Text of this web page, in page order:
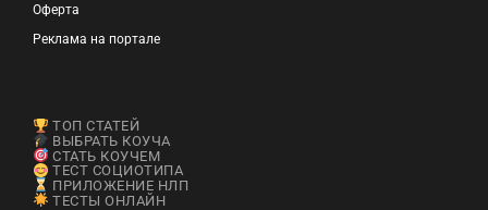
Оферта
Реклама на портале
ТОП СТАТЕЙ
ВЫБРАТЬ КОУЧА
СТАТЬ КОУЧЕМ
ТЕСТ СОЦИОТИПА
ПРИЛОЖЕНИЕ НЛП
ТЕСТЫ ОНЛАЙН